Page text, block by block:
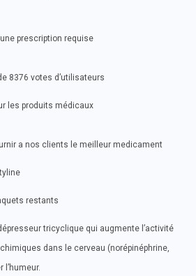
prescription requise
8376 votes d’utilisateurs
les produits médicaux
a nos clients le meilleur medicament
restants
tricyclique qui augmente l’activité
dans le cerveau (norépinéphrine,
l’humeur.